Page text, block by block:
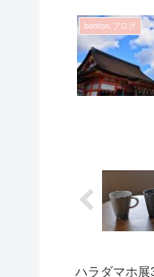
bonton.ブログ
ハラダマホ